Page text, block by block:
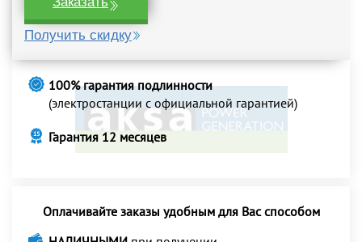
Получить скидку
100% гарантия подлинности
(электростанции с официальной гарантией)
Гарантия 12 месяцев
Оплачивайте заказы удобным для Вас способом